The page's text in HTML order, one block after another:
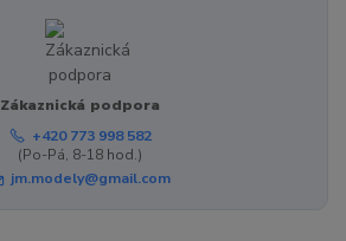
Zákaznická podpora
+420 773 998 582
(Po-Pá, 8-18 hod.)
jm.modely@gmail.com